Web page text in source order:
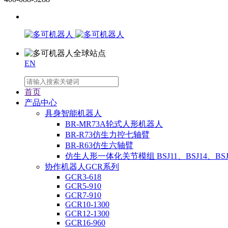
EN
首页
产品中心
具身智能机器人
BR-MR73A轮式人形机器人
BR-R73仿生力控七轴臂
BR-R63仿生六轴臂
仿生人形一体化关节模组 BSJ11、BSJ14、
协作机器人GCR系列
GCR3-618
GCR5-910
GCR7-910
GCR10-1300
GCR12-1300
GCR16-960